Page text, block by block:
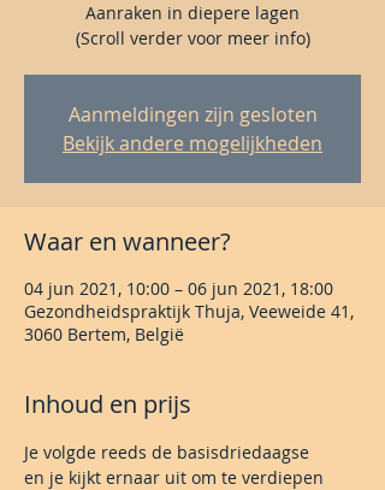
Aanraken in diepere lagen
(Scroll verder voor meer info)
Aanmeldingen zijn gesloten
Bekijk andere mogelijkheden
Waar en wanneer?
04 jun 2021, 10:00 – 06 jun 2021, 18:00
Gezondheidspraktijk Thuja, Veeweide 41,
3060 Bertem, België
Inhoud en prijs
Je volgde reeds de basisdriedaagse
en je kijkt ernaar uit om te verdiepen